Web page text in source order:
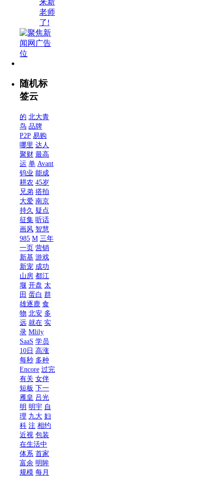
来新
老师
了!
随机标
签云
的 北大青
鸟 品牌
P2P 易购
哪里 达人
聚财 最高
运 单 Avant
钨业 能成
耕农 45岁
兄弟 搭拍
大爱 南京
持久 疑点
征集 听话
画风 智慧
985 M 三年
一页 营销
新基 游戏
新宠 成功
山房 都江
堰 开盘 太
田 蛋白 群
雄逐鹿 食
物 北安 多
远 就在 实
录 Mlily
SaaS 学员
10日 高涨
每秒 多种
Encore 过完
有关 女伴
短板 下一
雁皇 吕光
明 明宇 自
理 九大 妇
科 注 相约
近视 包装
在生活中
体系 首家
富余 明眸
规模 每月